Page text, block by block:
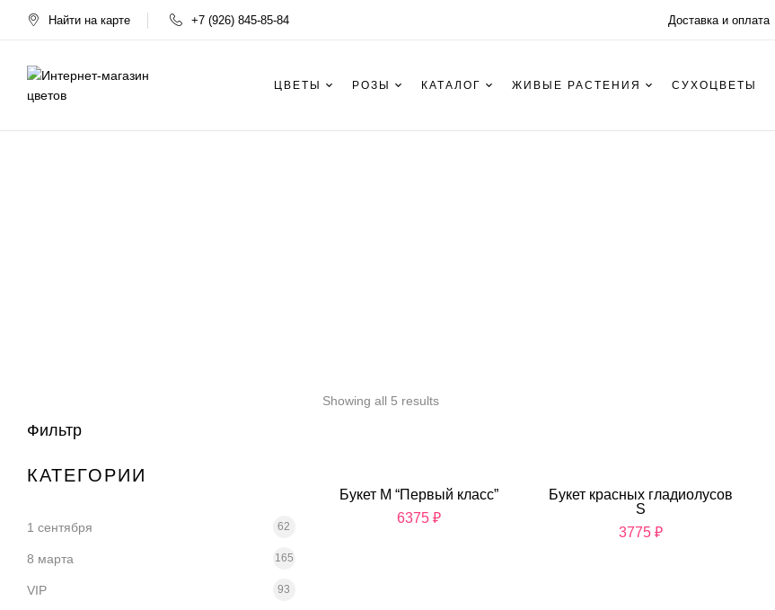
Найти на карте +7 (926) 845-85-84 Доставка и оплата
ЦВЕТЫ РОЗЫ КАТАЛОГ ЖИВЫЕ РАСТЕНИЯ СУХОЦВЕТЫ
Фильтр
КАТЕГОРИИ
1 сентября 62
8 марта 165
VIP 93
Showing all 5 results
Букет M “Первый класс”
6375₽
Букет красных гладиолусов
S
3775 ₽